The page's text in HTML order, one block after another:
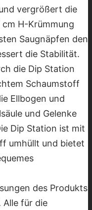
vergrößert die
H-Krümmung
Saugnäpfen den
die Stabilität.
die Dip Station
Schaumstoff
Ellbogen und
und Gelenke
Dip Station ist mit
umhüllt und bietet
des Produkts
Alle für die